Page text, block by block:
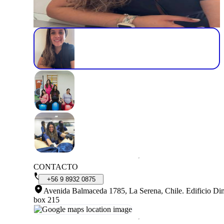
CONTACTO
+56 9 8932 0875
Avenida Balmaceda 1785, La Serena, Chile. Edificio
box 215